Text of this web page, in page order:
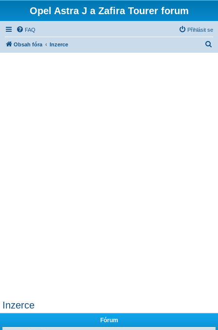
Opel Astra J a Zafira Tourer forum
FAQ Přihlásit se
Obsah fóra Inzerce
Inzerce
Fórum